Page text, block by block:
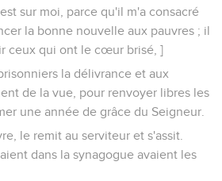
sur moi, parce qu'il m'a consacré
la bonne nouvelle aux pauvres ; il
ceux qui ont le cœur brisé, ]
la délivrance et aux
de la vue, pour renvoyer libres les
une année de grâce du Seigneur.
le remit au serviteur et s'assit.
dans la synagogue avaient les